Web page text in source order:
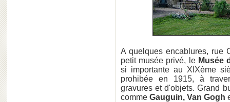
A quelques encablures, rue
petit musée privé, le Musée
si importante au XIXème
prohibée en 1915, à
gravures et d'objets. Grand
comme Gauguin, Van Gogh